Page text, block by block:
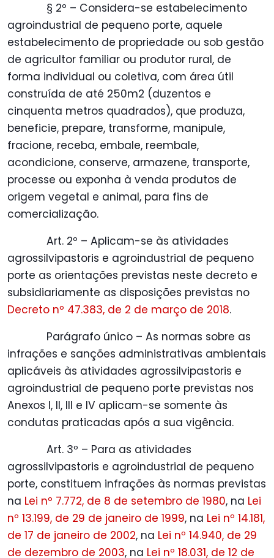
§ 2º – Considera-se estabelecimento
agroindustrial de pequeno porte, aquele
estabelecimento de propriedade ou sob gestão
de agricultor familiar ou produtor rural, de
forma individual ou coletiva, com área útil
construída de até 250m2 (duzentos e
cinquenta metros quadrados), que produza,
beneficie, prepare, transforme, manipule,
fracione, receba, embale, reembale,
acondicione, conserve, armazene, transporte,
processe ou exponha à venda produtos de
origem vegetal e animal, para fins de
comercialização.
Art. 2º – Aplicam-se às atividades
agrossilvipastoris e agroindustrial de pequeno
porte as orientações previstas neste decreto e
subsidiariamente as disposições previstas no
Decreto nº 47.383, de 2 de março de 2018.
Parágrafo único – As normas sobre as
infrações e sanções administrativas ambientais
aplicáveis às atividades agrossilvipastoris e
agroindustrial de pequeno porte previstas nos
Anexos I, II, III e IV aplicam-se somente às
condutas praticadas após a sua vigência.
Art. 3º – Para as atividades
agrossilvipastoris e agroindustrial de pequeno
porte, constituem infrações às normas previstas
na Lei nº 7.772, de 8 de setembro de 1980, na Lei
nº 13.199, de 29 de janeiro de 1999, na Lei nº 14.181,
de 17 de janeiro de 2002, na Lei nº 14.940, de 29
de dezembro de 2003, na Lei nº 18.031, de 12 de